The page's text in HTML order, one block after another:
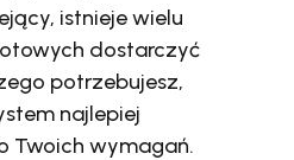
istnieje wielu
dostarczyć
potrzebujesz,
najlepiej
Twoich wymagań.